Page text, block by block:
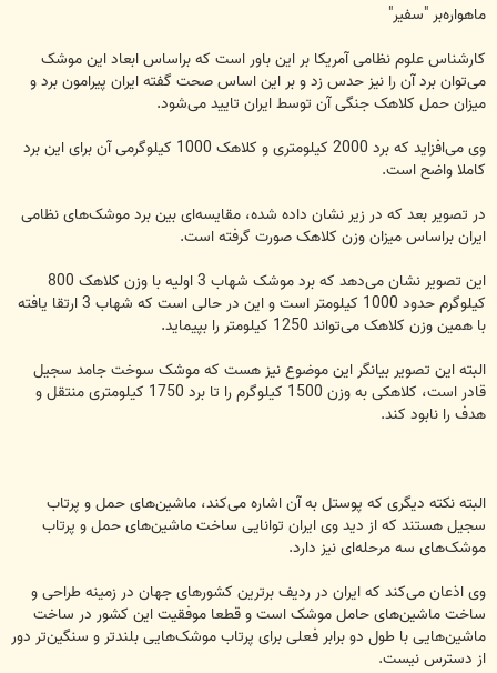
ماهواره‌بر "سفیر"
کارشناس علوم نظامی آمریکا بر این باور است که براساس ابعاد این موشک
می‌توان برد آن را نیز حدس زد و بر این اساس صحت گفته ایران پیرامون برد و
میزان حمل کلاهک جنگی آن توسط ایران تایید می‌شود.
وی می‌افزاید که برد 2000 کیلومتری و کلاهک 1000 کیلوگرمی آن برای این برد
کاملا واضح است.
در تصویر بعد که در زیر نشان داده شده، مقایسه‌ای بین برد موشک‌های نظامی
ایران براساس میزان وزن کلاهک صورت گرفته است.
این تصویر نشان می‌دهد که برد موشک شهاب 3 اولیه با وزن کلاهک 800
کیلوگرم حدود 1000 کیلومتر است و این در حالی است که شهاب 3 ارتقا یافته
با همین وزن کلاهک می‌تواند 1250 کیلومتر را بپیماید.
البته این تصویر بیانگر این موضوع نیز هست که موشک سوخت جامد سجیل
قادر است، کلاهکی به وزن 1500 کیلوگرم را تا برد 1750 کیلومتری منتقل و
هدف را نابود کند.
البته نکته دیگری که پوستل به آن اشاره می‌کند، ماشین‌های حمل و پرتاب
سجیل هستند که از دید وی ایران توانایی ساخت ماشین‌های حمل و پرتاب
موشک‌های سه مرحله‌ای نیز دارد.
وی اذعان می‌کند که ایران در ردیف برترین کشورهای جهان در زمینه طراحی و
ساخت ماشین‌های حامل موشک است و قطعا موفقیت این کشور در ساخت
ماشین‌هایی با طول دو برابر فعلی برای پرتاب موشک‌هایی بلندتر و سنگین‌تر دور
از دسترس نیست.